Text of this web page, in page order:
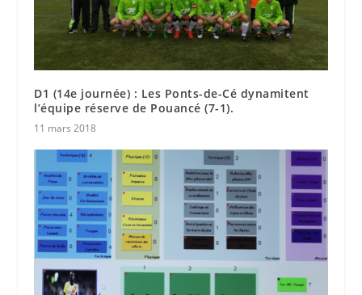
D1 (14e journée) : Les Ponts-de-Cé dynamitent
l’équipe réserve de Pouancé (7-1).
11 mars 2018